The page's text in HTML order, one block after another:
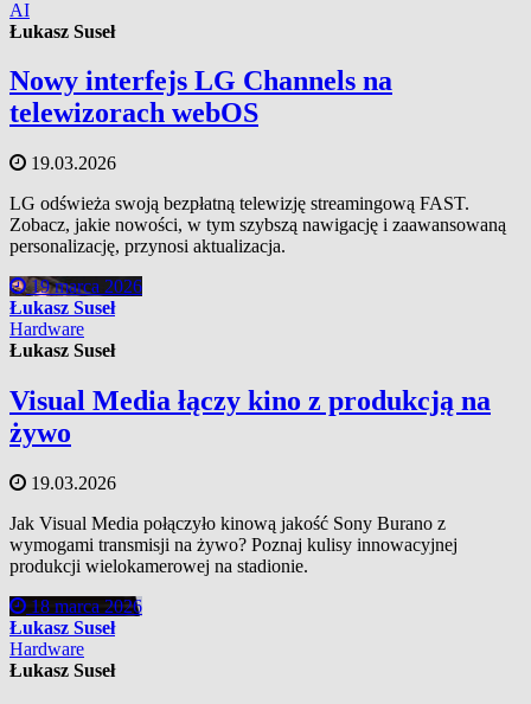
AI
Łukasz Suseł
Nowy interfejs LG Channels na
telewizorach webOS
19.03.2026
LG odświeża swoją bezpłatną telewizję streamingową FAST.
Zobacz, jakie nowości, w tym szybszą nawigację i zaawansowaną
personalizację, przynosi aktualizacja.
19 marca 2026
Łukasz Suseł
Hardware
Łukasz Suseł
Visual Media łączy kino z produkcją na
żywo
19.03.2026
Jak Visual Media połączyło kinową jakość Sony Burano z
wymogami transmisji na żywo? Poznaj kulisy innowacyjnej
produkcji wielokamerowej na stadionie.
18 marca 2026
Łukasz Suseł
Hardware
Łukasz Suseł